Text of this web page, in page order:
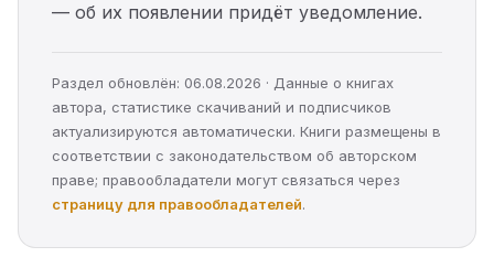
— об их появлении придёт уведомление.
Раздел обновлён: 06.08.2026 · Данные о книгах
автора, статистике скачиваний и подписчиков
актуализируются автоматически. Книги размещены в
соответствии с законодательством об авторском
праве; правообладатели могут связаться через
страницу для правообладателей.